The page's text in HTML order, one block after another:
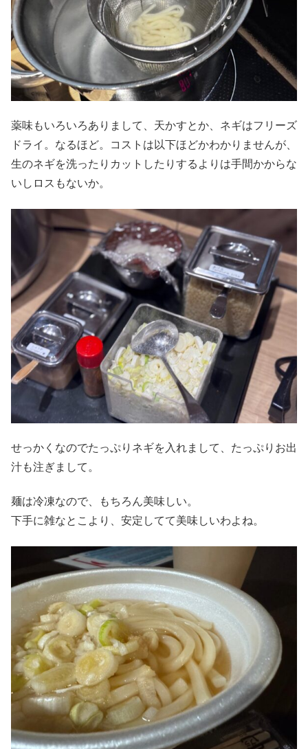
薬味もいろいろありまして、天かすとか、ネギはフリーズ
ドライ。なるほど。コストは以下ほどかわかりませんが、
生のネギを洗ったりカットしたりするよりは手間かからな
いしロスもないか。
せっかくなのでたっぷりネギを入れまして、たっぷりお出
汁も注ぎまして。
麺は冷凍なので、もちろん美味しい。
下手に雑なとこより、安定してて美味しいわよね。